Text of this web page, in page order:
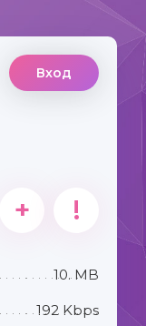
Вход
+ !
10. MB
192 Kbps